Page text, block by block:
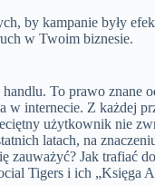
by kampanie były
w Twoim biznesie.
To prawo znane
w internecie. Z każdej
użytkownik nie
latach, na
Jak trafiać
Tigers i ich „Księga